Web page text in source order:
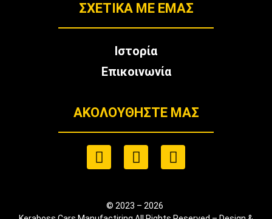
ΣΧΕΤΙΚΑ ΜΕ ΕΜΑΣ
Ιστορία
Επικοινωνία
ΑΚΟΛΟΥΘΉΣΤΕ ΜΑΣ
© 2023 – 2026